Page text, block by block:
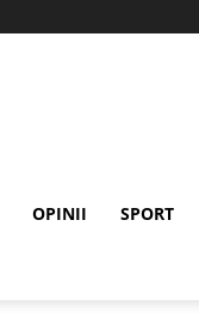
OPINII SPORT